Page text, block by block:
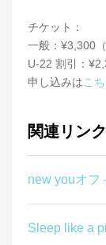
チケット：
一般：¥3,300
U-22 割引：
申し込みはこ
関連リンク
new youオフ
Sleep like a